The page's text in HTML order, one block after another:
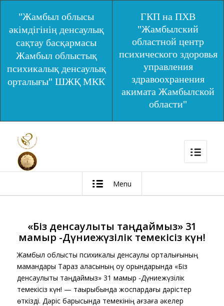
"Жамбыл облысы
әкімдігінің денсаулық
сақтау басқармасы
Жамбыл облыстық
психикалық денсаулық
орталығы" ШЖҚ МКК
ГКП на ПХВ
"Жамбылский
областной центр
психического здоровья
управления
здравоохранения
акимата Жамбылской
области"
Menu
«Біз денсаулықты таңдаймыз» 31
мамыр -Дүниежүзілік темекісіз күн!
Жамбыл облыстық психикалық денсаулық орталығының
мамандары Тараз қаласының оқу орындарында «Біз
денсаулықты таңдаймыз» 31 мамыр -Дүниежүзілік
темекісіз күн! — тақырыбында жоспардағы дәрістер
өткізді. Дәріс барысында темекінің ағзаға әкелер